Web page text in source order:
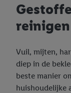
Vuil, mijten,
diep in de
beste manier
huishoudelijke